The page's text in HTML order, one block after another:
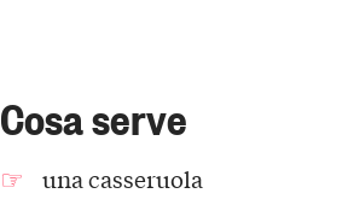
Cosa serve
una casseruola